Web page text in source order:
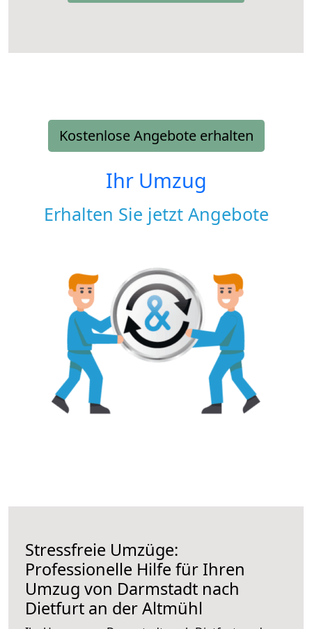
Kostenlose Angebote erhalten
Ihr Umzug
Erhalten Sie jetzt Angebote
Stressfreie Umzüge:
Professionelle Hilfe für Ihren
Umzug von Darmstadt nach
Dietfurt an der Altmühl